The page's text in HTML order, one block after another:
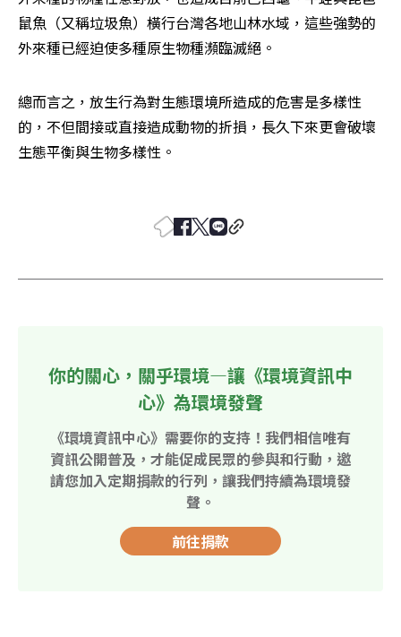
鼠魚（又稱垃圾魚）橫行台灣各地山林水域，這些強勢的
外來種已經迫使多種原生物種瀕臨滅絕。
總而言之，放生行為對生態環境所造成的危害是多樣性
的，不但間接或直接造成動物的折損，長久下來更會破壞
生態平衡與生物多樣性。
你的關心，關乎環境—讓《環境資訊中
心》為環境發聲
《環境資訊中心》需要你的支持！我們相信唯有
資訊公開普及，才能促成民眾的參與和行動，邀
請您加入定期捐款的行列，讓我們持續為環境發
聲。
前往捐款